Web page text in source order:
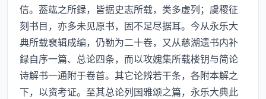
信。葢竑之所録，皆据史志所载，类多虚列；虞稷征
刻书目，亦多未见原书，固不足尽据耳。今从永乐大
典所载裒辑成编，仍勒为二十卷，又从慈湖遗书内补
録自序一篇、总论四条，而以攻媿集所载楼钥与简论
诗解书一通附于卷首。其它论辨若干条，各附本解之
下，以资考证。至其总论列国雅颂之篇，永乐大典此